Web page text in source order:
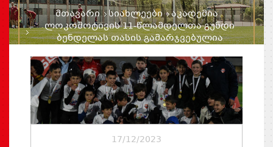
მთავარი სიახლეები
აკადემია
ლოკომოტივის 11-წლამდელთა გუნდი
ბენდელას თასის გამარჯვებულია
17/12/2023